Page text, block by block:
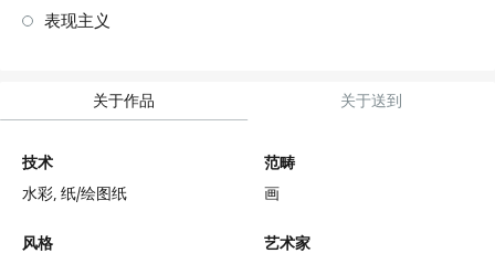
关于作品 关于送到
技术
水彩,纸/绘图纸
风格
范畴
画
艺术家
表现主义